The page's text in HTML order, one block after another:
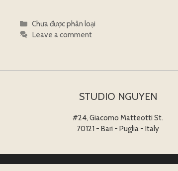
Categories
Chưa được phân loại
Leave a comment
STUDIO NGUYEN
#24, Giacomo Matteotti St.
70121 - Bari - Puglia - Italy